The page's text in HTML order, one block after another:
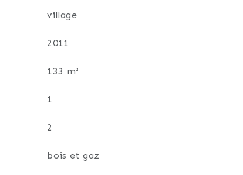
village
2011
133 m²
1
2
bois et gaz